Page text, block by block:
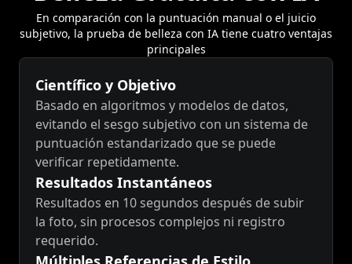
En comparación con la puntuación manual o el juicio
subjetivo, la prueba de belleza con IA tiene cuatro ventajas
principales
Científico y Objetivo
Basado en algoritmos y modelos de datos,
evitando el sesgo subjetivo con un sistema de
puntuación estandarizado que se puede
verificar repetidamente.
Resultados Instantáneos
Resultados en 10 segundos después de subir
la foto, sin procesos complejos ni registro
requerido.